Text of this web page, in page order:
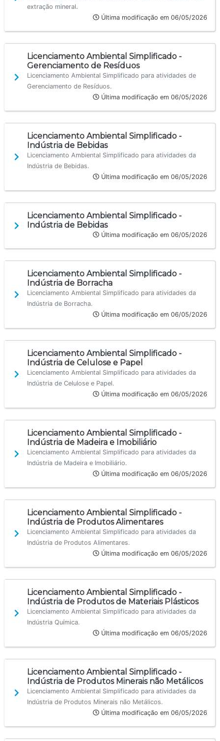
extração mineral.
Última modificação em 06/05/2026
Licenciamento Ambiental Simplificado -
Gerenciamento de Resíduos
Licenciamento Ambiental Simplificado para atividades de
Gerenciamento de Resíduos.
Última modificação em 06/05/2026
Licenciamento Ambiental Simplificado -
Indústria de Bebidas
Licenciamento Ambiental Simplificado para atividades da
Indústria de Bebidas.
Última modificação em 06/05/2026
Licenciamento Ambiental Simplificado -
Indústria de Bebidas
Última modificação em 06/05/2026
Licenciamento Ambiental Simplificado -
Indústria de Borracha
Licenciamento Ambiental Simplificado para atividades da
Indústria de Borracha.
Última modificação em 06/05/2026
Licenciamento Ambiental Simplificado -
Indústria de Celulose e Papel
Licenciamento Ambiental Simplificado para atividades da
Indústria de Celulose e Papel.
Última modificação em 06/05/2026
Licenciamento Ambiental Simplificado -
Indústria de Madeira e Imobiliário
Licenciamento Ambiental Simplificado para atividades da
Indústria de Madeira e Imobiliário.
Última modificação em 06/05/2026
Licenciamento Ambiental Simplificado -
Indústria de Produtos Alimentares
Licenciamento Ambiental Simplificado para atividades da
Indústria de Produtos Alimentares.
Última modificação em 06/05/2026
Licenciamento Ambiental Simplificado -
Indústria de Produtos de Materiais Plásticos
Licenciamento Ambiental Simplificado para atividades da
Indústria Química.
Última modificação em 06/05/2026
Licenciamento Ambiental Simplificado -
Indústria de Produtos Minerais não Metálicos
Licenciamento Ambiental Simplificado para atividades da
Indústria de Produtos Minerais não Metálicos.
Última modificação em 06/05/2026